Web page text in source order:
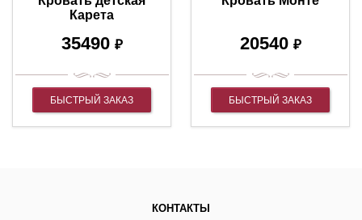
Карета
35490 ₽
БЫСТРЫЙ ЗАКАЗ
20540 ₽
БЫСТРЫЙ ЗАКАЗ
КОНТАКТЫ